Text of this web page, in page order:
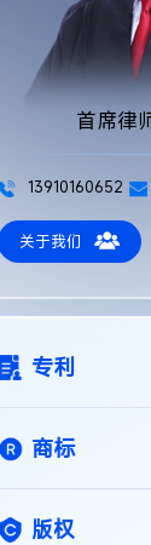
首席律
13910160652
关于我们
专利
商标
版权